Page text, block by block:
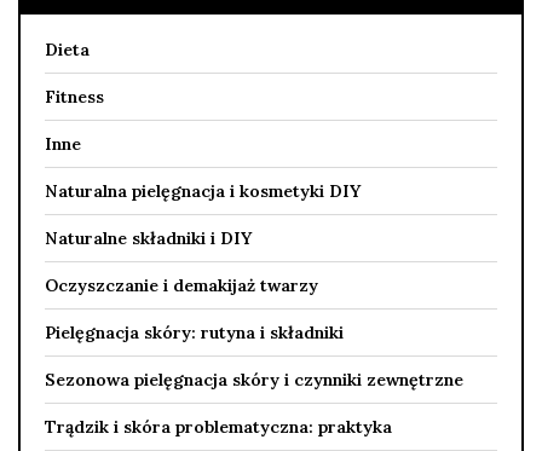
Dieta
Fitness
Inne
Naturalna pielęgnacja i kosmetyki DIY
Naturalne składniki i DIY
Oczyszczanie i demakijaż twarzy
Pielęgnacja skóry: rutyna i składniki
Sezonowa pielęgnacja skóry i czynniki zewnętrzne
Trądzik i skóra problematyczna: praktyka